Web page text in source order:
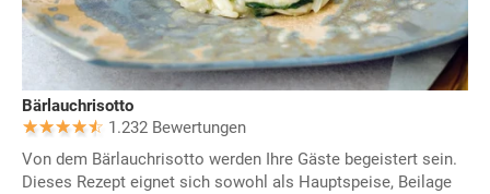
Bärlauchrisotto
1.232 Bewertungen
Von dem Bärlauchrisotto werden Ihre Gäste begeistert sein.
Dieses Rezept eignet sich sowohl als Hauptspeise, Beilage